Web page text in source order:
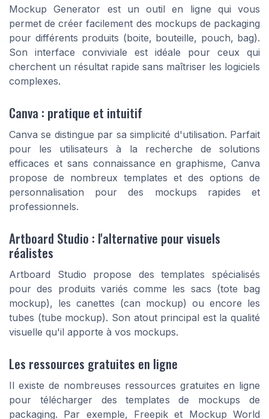
Mockup Generator est un outil en ligne qui vous
permet de créer facilement des mockups de packaging
pour différents produits (boite, bouteille, pouch, bag).
Son interface conviviale est idéale pour ceux qui
cherchent un résultat rapide sans maîtriser les logiciels
complexes.
Canva : pratique et intuitif
Canva se distingue par sa simplicité d'utilisation. Parfait
pour les utilisateurs à la recherche de solutions
efficaces et sans connaissance en graphisme, Canva
propose de nombreux templates et des options de
personnalisation pour des mockups rapides et
professionnels.
Artboard Studio : l'alternative pour visuels
réalistes
Artboard Studio propose des templates spécialisés
pour des produits variés comme les sacs (tote bag
mockup), les canettes (can mockup) ou encore les
tubes (tube mockup). Son atout principal est la qualité
visuelle qu'il apporte à vos mockups.
Les ressources gratuites en ligne
Il existe de nombreuses ressources gratuites en ligne
pour télécharger des templates de mockups de
packaging. Par exemple, Freepik et Mockup World